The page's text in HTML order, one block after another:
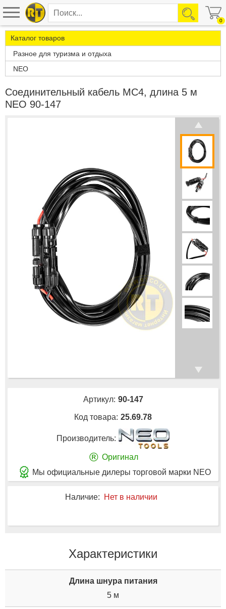
0
Каталог товаров
Разное для туризма и отдыха
NEO
Соединительный кабель MC4, длина 5 м
NEO 90-147
Артикул: 90-147
Код товара: 25.69.78
Производитель:
® Оригинал
Мы официальные дилеры торговой марки NEO
Наличие: Нет в наличии
Характеристики
Длина шнура питания
5 м